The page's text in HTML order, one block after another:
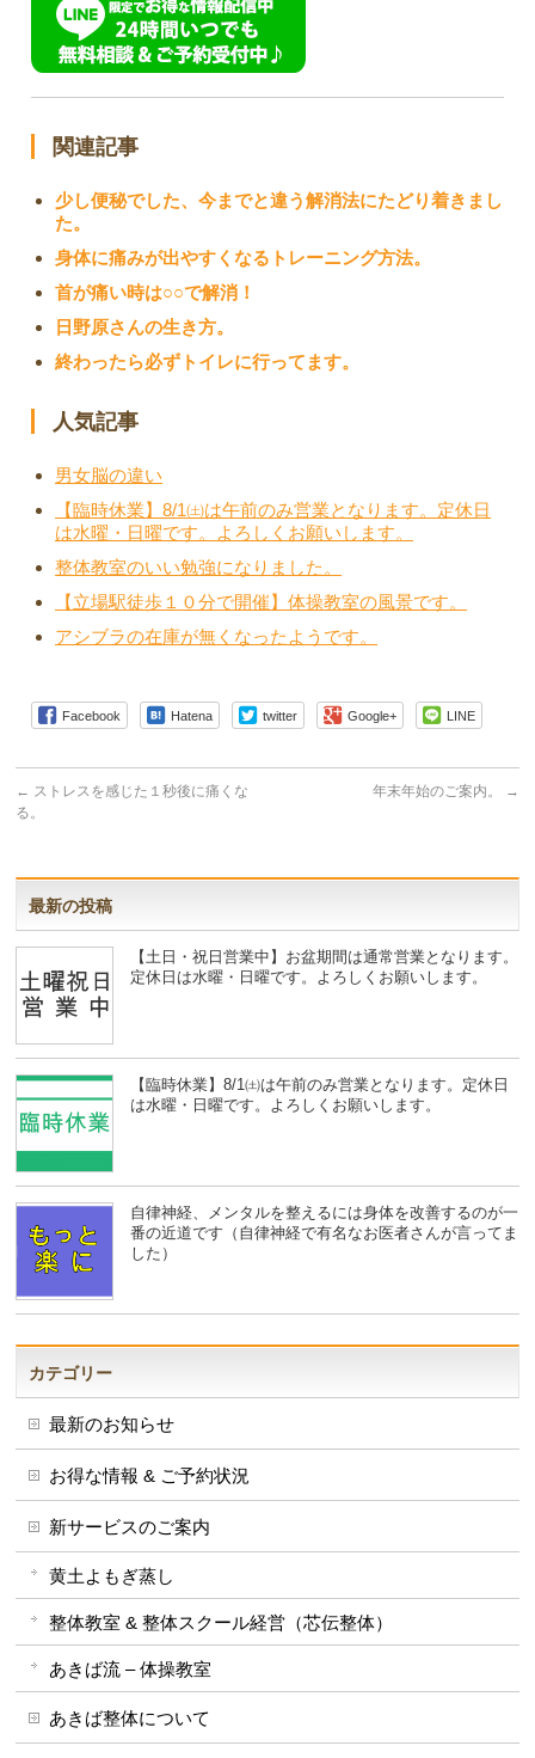
関連記事
少し便秘でした、今までと違う解消法にたどり着きまし
た。
身体に痛みが出やすくなるトレーニング方法。
首が痛い時は○○で解消！
日野原さんの生き方。
終わったら必ずトイレに行ってます。
人気記事
男女脳の違い
【臨時休業】8/1㈯は午前のみ営業となります。定休日
は水曜・日曜です。よろしくお願いします。
整体教室のいい勉強になりました。
【立場駅徒歩１０分で開催】体操教室の風景です。
アシブラの在庫が無くなったようです。
Facebook Hatena twitter Google+ LINE
← ストレスを感じた１秒後に痛くな
る。
年末年始のご案内。 →
最新の投稿
【土日・祝日営業中】お盆期間は通常営業となります。
定休日は水曜・日曜です。よろしくお願いします。
【臨時休業】8/1㈯は午前のみ営業となります。定休日
は水曜・日曜です。よろしくお願いします。
自律神経、メンタルを整えるには身体を改善するのが一
番の近道です（自律神経で有名なお医者さんが言ってま
した）
カテゴリー
最新のお知らせ
お得な情報 & ご予約状況
新サービスのご案内
黄土よもぎ蒸し
整体教室 & 整体スクール経営（芯伝整体）
あきば流 – 体操教室
あきば整体について